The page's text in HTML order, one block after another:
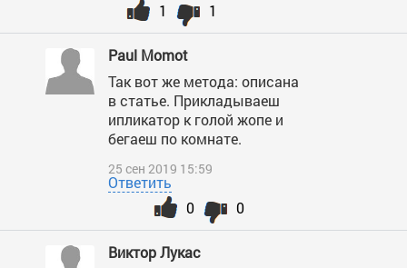
1
1
Paul Momot
Так вот же метода: описана
в статье. Прикладываеш
ипликатор к голой жопе и
бегаеш по комнате.
25 сен 2019 15:59
Ответить
0
0
Виктор Лукас